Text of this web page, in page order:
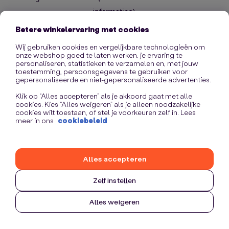
information).
Betere winkelervaring met cookies
Wij gebruiken cookies en vergelijkbare technologieën om
onze webshop goed te laten werken, je ervaring te
personaliseren, statistieken te verzamelen en, met jouw
toestemming, persoonsgegevens te gebruiken voor
gepersonaliseerde en niet-gepersonaliseerde advertenties.
Klik op “Alles accepteren” als je akkoord gaat met alle
cookies. Kies “Alles weigeren” als je alleen noodzakelijke
cookies wilt toestaan, of stel je voorkeuren zelf in. Lees
meer in ons cookiebeleid
Zelf instellen
Alles weigeren
Alles accepteren